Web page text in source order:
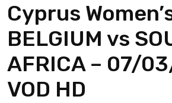
Cyprus
BELGIUM vs
AFRICA – 07/
VOD HD